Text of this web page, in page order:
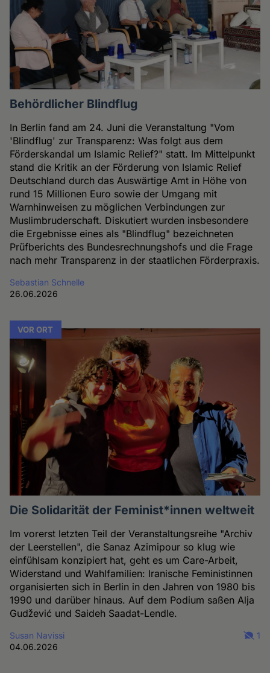
Behördlicher Blindflug
In Berlin fand am 24. Juni die Veranstaltung "Vom
'Blindflug' zur Transparenz: Was folgt aus dem
Förderskandal um Islamic Relief?" statt. Im Mittelpunkt
stand die Kritik an der Förderung von Islamic Relief
Deutschland durch das Auswärtige Amt in Höhe von
rund 15 Millionen Euro sowie der Umgang mit
Warnhinweisen zu möglichen Verbindungen zur
Muslimbruderschaft. Diskutiert wurden insbesondere
die Ergebnisse eines als "Blindflug" bezeichneten
Prüfberichts des Bundesrechnungshofs und die Frage
nach mehr Transparenz in der staatlichen Förderpraxis.
Sebastian Schnelle
26.06.2026
VOR ORT
Die Solidarität der Feminist*innen weltweit
Im vorerst letzten Teil der Veranstaltungsreihe "Archiv
der Leerstellen", die Sanaz Azimipour so klug wie
einfühlsam konzipiert hat, geht es um Care-Arbeit,
Widerstand und Wahlfamilien: Iranische Feministinnen
organisierten sich in Berlin in den Jahren von 1980 bis
1990 und darüber hinaus. Auf dem Podium saßen Alja
Gudžević und Saideh Saadat-Lendle.
Susan Navissi
04.06.2026
1